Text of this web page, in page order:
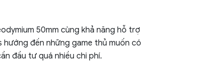
50mm cùng khả năng hỗ trợ
hướng đến những game thủ muốn có
đầu tư quá nhiều chi phí.